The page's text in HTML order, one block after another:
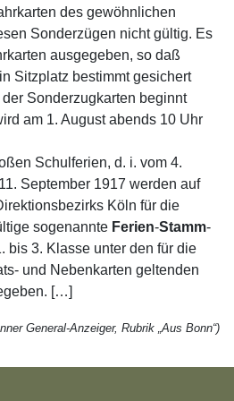
des gewöhnlichen
Sonderzügen nicht gültig. Es
ausgegeben, so daß
Sitzplatz bestimmt gesichert
Sonderzugkarten beginnt
am 1. August abends 10 Uhr
Schulferien, d. i. vom 4.
September 1917 werden auf
Köln für die
sogenannte Ferien-Stamm-
bis 3. Klasse unter den für die
und Nebenkarten geltenden
[…]
General-Anzeiger, Rubrik „Aus Bonn“)